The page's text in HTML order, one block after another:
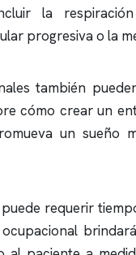
la
progresiva o la
también
cómo crear un
un sueño
requerir